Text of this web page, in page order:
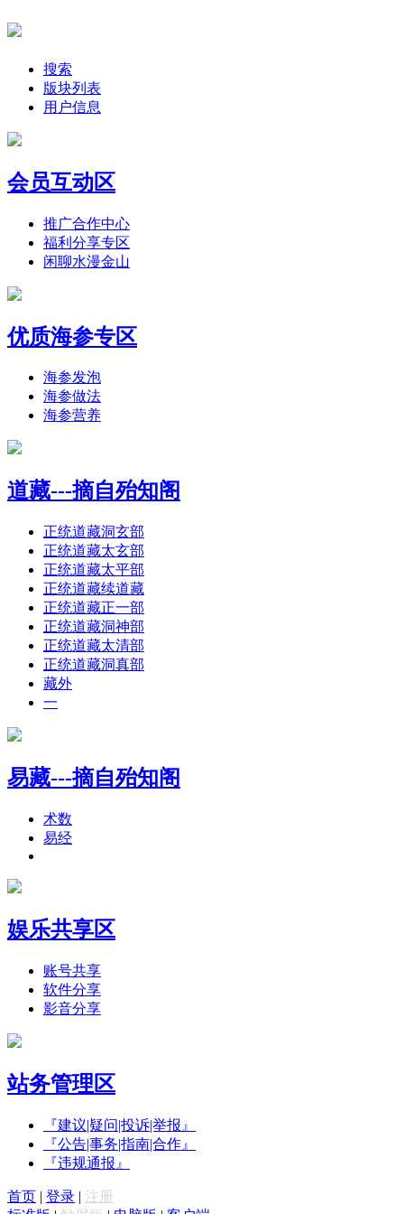
搜索
版块列表
用户信息
会员互动区
推广合作中心
福利分享专区
闲聊水漫金山
优质海参专区
海参发泡
海参做法
海参营养
道藏---摘自殆知阁
正统道藏洞玄部
正统道藏太玄部
正统道藏太平部
正统道藏续道藏
正统道藏正一部
正统道藏洞神部
正统道藏太清部
正统道藏洞真部
藏外
一
易藏---摘自殆知阁
术数
易经
娱乐共享区
账号共享
软件分享
影音分享
站务管理区
『建议|疑问|投诉|举报』
『公告|事务|指南|合作』
『违规通报』
首页 | 登录 | 注册